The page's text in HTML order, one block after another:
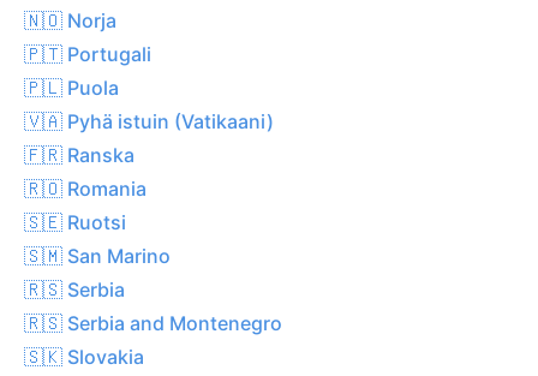
🇳🇴 Norja
🇵🇹 Portugali
🇵🇱 Puola
🇻🇦 Pyhä istuin (Vatikaani)
🇫🇷 Ranska
🇷🇴 Romania
🇸🇪 Ruotsi
🇸🇲 San Marino
🇷🇸 Serbia
🇷🇸 Serbia and Montenegro
🇸🇰 Slovakia